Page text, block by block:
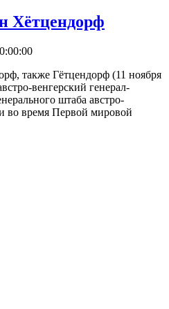
Хётцендорф
также Гётцендорф (11 ноября
венгерский генерал-
штаба австро-
во время Первой мировой